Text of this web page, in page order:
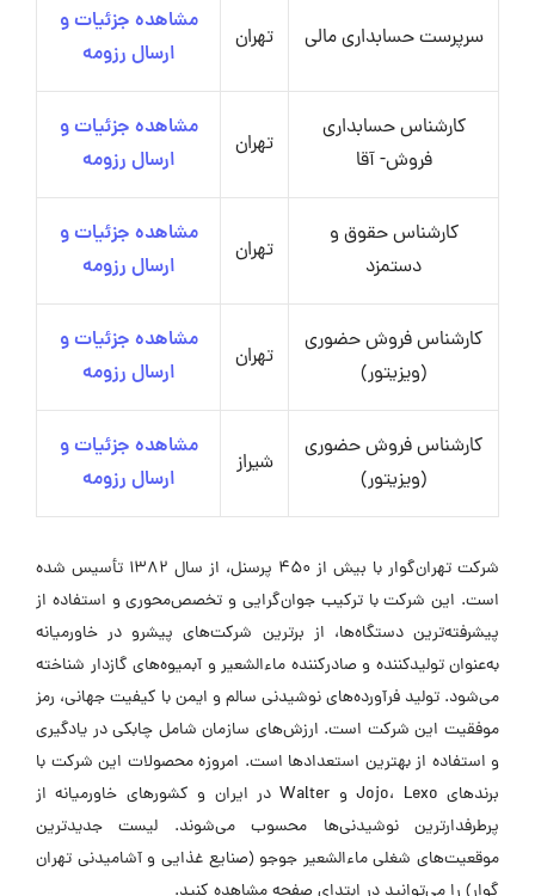
سرپرست حسابداری مالی تهران
مشاهده جزئیات و
ارسال رزومه
کارشناس حسابداری
فروش- آقا
تهران
مشاهده جزئیات و
ارسال رزومه
کارشناس حقوق و
دستمزد
تهران
مشاهده جزئیات و
ارسال رزومه
کارشناس فروش حضوری
(ویزیتور)
تهران
مشاهده جزئیات و
ارسال رزومه
کارشناس فروش حضوری
(ویزیتور)
شیراز
مشاهده جزئیات و
ارسال رزومه
شرکت تهران‌گوار با بیش از 450 پرسنل، از سال 1382 تأسیس شده
است. این شرکت با ترکیب جوان‌گرایی و تخصص‌محوری و استفاده از
پیشرفته‌ترین دستگاه‌ها، از برترین شرکت‌های پیشرو در خاورمیانه
به‌عنوان تولیدکننده و صادرکننده ماءالشعیر و آبمیوه‌های گازدار شناخته
می‌شود. تولید فرآورده‌های نوشیدنی سالم و ایمن با کیفیت جهانی، رمز
موفقیت این شرکت است. ارزش‌های سازمان شامل چابکی در یادگیری
و استفاده از بهترین استعدادها است. امروزه محصولات این شرکت با
برندهای Jojo، Lexo و Walter در ایران و کشورهای خاورمیانه از
پرطرفدارترین نوشیدنی‌ها محسوب می‌شوند. لیست جدیدترین
موقعیت‌های شغلی ماءالشعیر جوجو (صنایع غذایی و آشامیدنی تهران